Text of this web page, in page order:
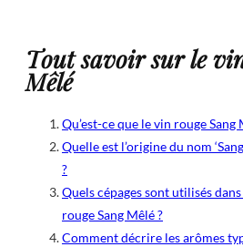
Tout savoir sur le
Mêlé
Qu’est-ce que le vin rouge Sang
Quelle est l’origine du nom
?
Quels cépages sont utilisés
rouge Sang Mêlé ?
Comment décrire les arômes